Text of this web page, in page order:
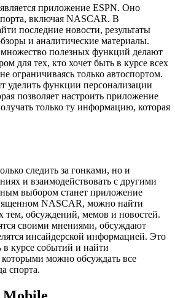
приложение ESPN. Оно
включая NASCAR. В
последние новости, результаты
и аналитические материалы.
полезных функций делают
для тех, кто хочет быть в курсе всех
ограничиваясь только автоспортом.
уделить функции персонализации
позволяет настроить приложение
только ту информацию, которая
следить за гонками, но и
и взаимодействовать с другими
выбором станет приложение
NASCAR, можно найти
тем, обсуждений, мемов и новостей.
своими мнениями, обсуждают
инсайдерской информацией. Это
курсе событий и найти
можно обсуждать все
спорта.